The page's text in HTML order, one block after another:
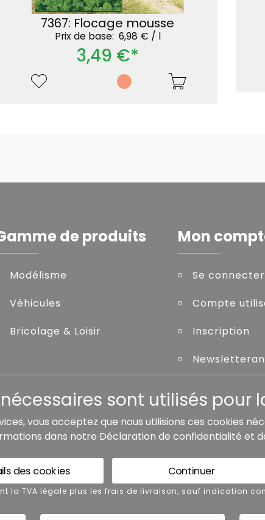
7367: Flocage mousse
Prix ​​de base: 6,98 € / l
3,49 €*
de produits
Modélisme
Véhicules
Bricolage & Loisir
Mon
Se connecter
Compte
Inscription
sauf indication contraire.
Conditions générales de vente
sont utilisés pour
vous acceptez que nous utilisions ces cookies
dans notre Déclaration de confidentialité et
des cookies Continuer
la TVA légale plus les frais de livraison, sauf indication